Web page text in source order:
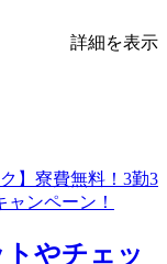
詳細を表示
トやチェッ